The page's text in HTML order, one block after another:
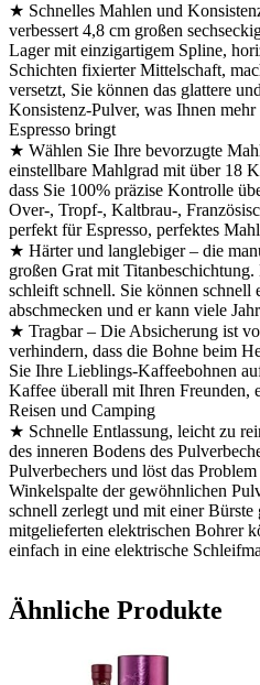
★ Schnelles Mahlen und
verbessert 4,8 cm großen
Lager mit einzigartigem Spline,
Schichten fixierter Mittelschaft,
versetzt, Sie können das glattere
Konsistenz-Pulver, was Ihnen
Espresso bringt
★ Wählen Sie Ihre bevorzugte
einstellbare Mahlgrad mit über 18
dass Sie 100% präzise Kontrolle
Over-, Tropf-, Kaltbrau-,
perfekt für Espresso, perfektes
★ Härter und langlebiger – die
großen Grat mit
schleift schnell. Sie können schnell
abschmecken und er kann viele
★ Tragbar – Die Absicherung ist
verhindern, dass die Bohne beim
Sie Ihre Lieblings-Kaffeebohnen
Kaffee überall mit Ihren Freunden,
Reisen und Camping
★ Schnelle Entlassung, leicht zu
des inneren Bodens des
Pulverbechers und löst das
Winkelspalte der gewöhnlichen
schnell zerlegt und mit einer
mitgelieferten elektrischen Bohrer
einfach in eine elektrische
Ähnliche Produkte